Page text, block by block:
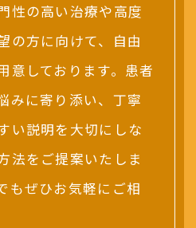
性の高い治療や高度
の方に向けて、自由
意しております。患者
みに寄り添い、丁寧
い説明を大切にしな
法をご提案いたしま
もぜひお気軽にご相